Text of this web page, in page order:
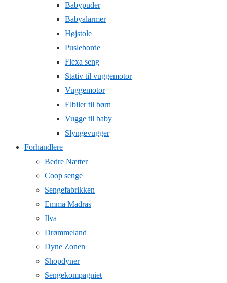
Babypuder
Babyalarmer
Højstole
Pusleborde
Flexa seng
Stativ til vuggemotor
Vuggemotor
Elbiler til børn
Vugge til baby
Slyngevugger
Forhandlere
Bedre Nætter
Coop senge
Sengefabrikken
Emma Madras
Ilva
Drømmeland
Dyne Zonen
Shopdyner
Sengekompagniet